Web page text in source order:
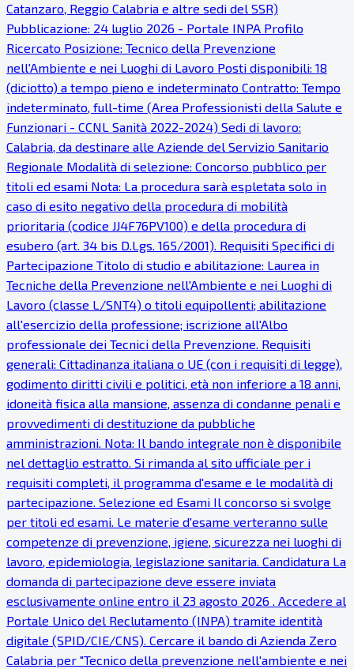
Catanzaro, Reggio Calabria e altre sedi del SSR)
Pubblicazione: 24 luglio 2026 - Portale INPA Profilo
Ricercato Posizione: Tecnico della Prevenzione
nell'Ambiente e nei Luoghi di Lavoro Posti disponibili: 18
(diciotto) a tempo pieno e indeterminato Contratto: Tempo
indeterminato, full-time (Area Professionisti della Salute e
Funzionari - CCNL Sanità 2022-2024) Sedi di lavoro:
Calabria, da destinare alle Aziende del Servizio Sanitario
Regionale Modalità di selezione: Concorso pubblico per
titoli ed esami Nota: La procedura sarà espletata solo in
caso di esito negativo della procedura di mobilità
prioritaria (codice JJ4F76PV100) e della procedura di
esubero (art. 34 bis D.Lgs. 165/2001). Requisiti Specifici di
Partecipazione Titolo di studio e abilitazione: Laurea in
Tecniche della Prevenzione nell'Ambiente e nei Luoghi di
Lavoro (classe L/SNT4) o titoli equipollenti; abilitazione
all'esercizio della professione; iscrizione all'Albo
professionale dei Tecnici della Prevenzione. Requisiti
generali: Cittadinanza italiana o UE (con i requisiti di legge),
godimento diritti civili e politici, età non inferiore a 18 anni,
idoneità fisica alla mansione, assenza di condanne penali e
provvedimenti di destituzione da pubbliche
amministrazioni. Nota: Il bando integrale non è disponibile
nel dettaglio estratto. Si rimanda al sito ufficiale per i
requisiti completi, il programma d'esame e le modalità di
partecipazione. Selezione ed Esami Il concorso si svolge
per titoli ed esami. Le materie d'esame verteranno sulle
competenze di prevenzione, igiene, sicurezza nei luoghi di
lavoro, epidemiologia, legislazione sanitaria. Candidatura La
domanda di partecipazione deve essere inviata
esclusivamente online entro il 23 agosto 2026 . Accedere al
Portale Unico del Reclutamento (INPA) tramite identità
digitale (SPID/CIE/CNS). Cercare il bando di Azienda Zero
Calabria per "Tecnico della prevenzione nell'ambiente e nei